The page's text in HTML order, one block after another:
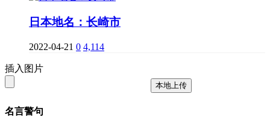
日本地名：长崎市
2022-04-21 0 4,114
插入图片
本地上传
名言警句